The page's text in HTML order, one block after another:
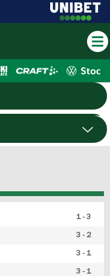
1 - 3
3 - 2
3 - 1
3 - 1